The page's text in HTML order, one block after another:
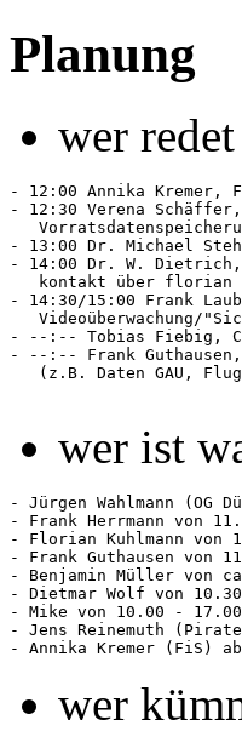
Planung
wer
- 12:00 Annika Kremer,
- 12:30 Verena Schäffer,
- 13:00 Dr. Michael
- 14:00 Dr. W.
kontakt über florian
- 14:30/15:00 Frank
Videoüberwachung/
- --:-- Tobias Fiebig,
- --:-- Frank
(z.B. Daten GAU,
wer ist
- Jürgen Wahlmann (OG
- Frank Herrmann von
- Florian Kuhlmann von
- Frank Guthausen von
- Benjamin Müller von
- Dietmar Wolf von
- Mike von 10.00 - 17.00
- Jens Reinemuth
wer